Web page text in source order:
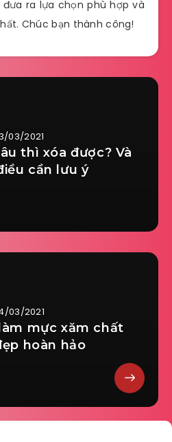
ra lựa chọn phù hợp và
Chúc bạn thành công!
03/2021
thì xóa được? Và
cần lưu ý
03/2021
mực xăm chất
hoàn hảo